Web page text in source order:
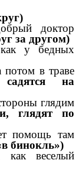
доктор
за другом)
у бедных
в траве
на
глядим
глядят по
помощь там
бинокль»)
как веселый